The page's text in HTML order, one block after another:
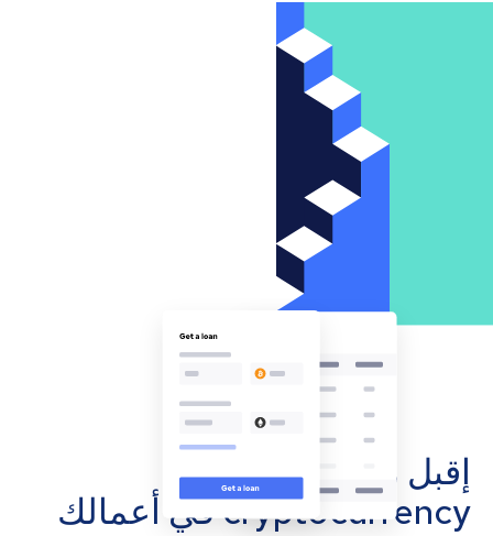
إقبل مدفوعات
cryptocurrency في أعمالك